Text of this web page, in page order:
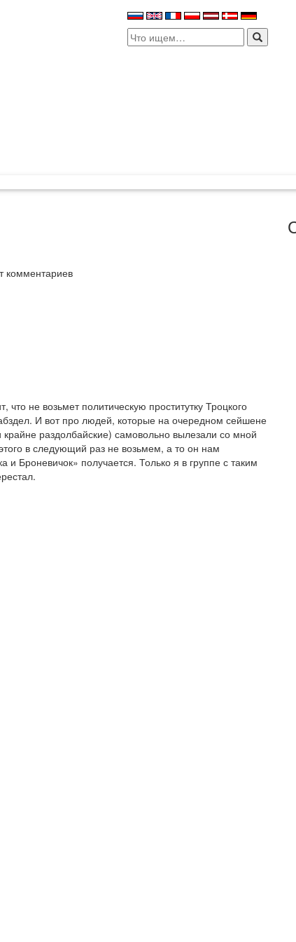
Search
for:
комментариев
не возьмет политическую проститутку Троцкого
И вот про людей, которые на очередном сейшене
раздолбайские) самовольно вылезали со мной
в следующий раз не возьмем, а то он нам
Броневичок» получается. Только я в группе с таким